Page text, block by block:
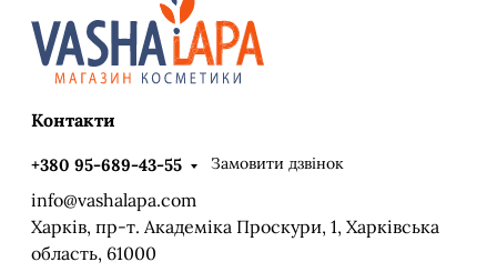
Контакти
+380 95-689-43-55 Замовити дзвінок
info@vashalapa.com
Харків, пр-т. Академіка Проскури, 1, Харківська
область, 61000